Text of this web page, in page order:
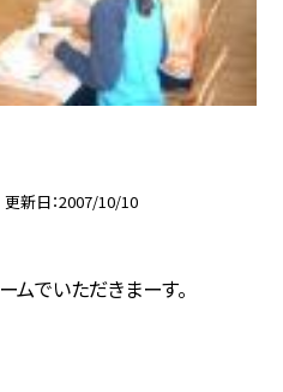
更新日 2007/10/10
でいただきまーす。